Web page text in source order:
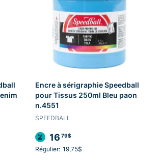
Encre à sérigraphie Speedball
pour Tissus 250ml Bleu paon
n.4551
SPEEDBALL
16 79$
Régulier: 19,75$